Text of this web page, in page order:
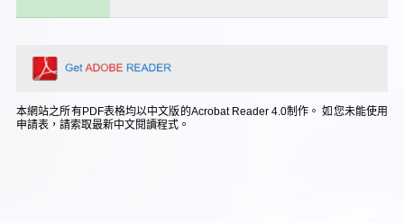
本網站之所有PDF表格均以中文版的Acrobat Reader 4.0制作。 如您未能使用
申請表，請索取最新中文閱讀程式。